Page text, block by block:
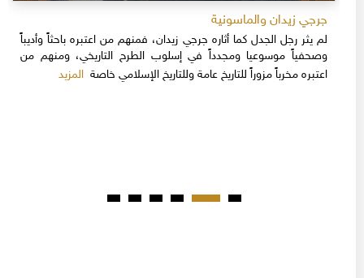
جرجي زيدان والماسونية
لم يثر رجل الجدل كما أثاره جرجي زيدان، فمنهم من اعتبره باحثاً وأديباً
وصحفياً موسوعيا ومجدداً في إسلوب الطرح التاريخي، ومنهم من
اعتبره مخرباً مزوراً للتاريخ عامة وللتاريخ الإسلامي خاصةالمزيد